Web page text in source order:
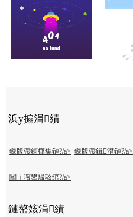
浜у搧涓績
鏁版帶鎶樺集鏈?/a> 鏁版帶鍓澘鏈?/a>
閽ｉ噾鐢熶骇绾?/a>
鏈嶅姟涓績